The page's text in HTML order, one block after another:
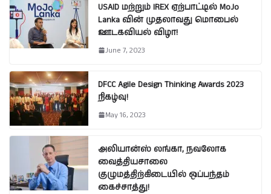
USAID மற்றும் IREX ஏற்பாட்டில் MoJo
Lanka வின் முதலாவது மொபைல்
ஊடகவியல் விழா!
June 7, 2023
DFCC Agile Design Thinking Awards 2023
நிகழ்வு!
May 16, 2023
அலியான்ஸ் லங்கா, நவலோக
வைத்தியசாலை
குழுமத்திற்கிடையில் ஒப்பந்தம்
கைச்சாத்து!